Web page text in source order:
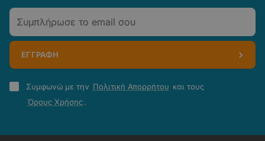
Email
ΕΓΓΡΑΦΗ
Πολιτική
Απορρήτου
Συμφωνώ με την Πολιτική Απορρήτου και τους
Όρους Χρήσης.